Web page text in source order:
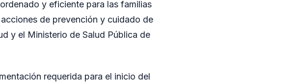
y eficiente para las familias
de prevención y cuidado de
y el Ministerio de Salud Pública de
requerida para el inicio del